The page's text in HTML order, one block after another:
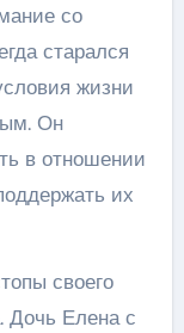
со
старался
жизни
Он
в отношении
их
своего
Дочь Елена с